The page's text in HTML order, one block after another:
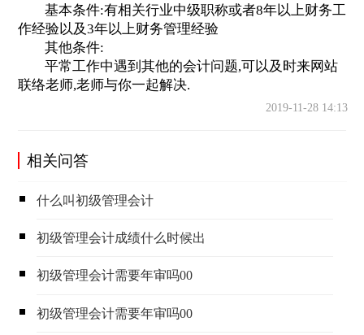
基本条件:有相关行业中级职称或者8年以上财务工
作经验以及3年以上财务管理经验
其他条件:
平常工作中遇到其他的会计问题,可以及时来网站
联络老师,老师与你一起解决.
2019-11-28 14:13
相关问答
什么叫初级管理会计
初级管理会计成绩什么时候出
初级管理会计需要年审吗00
初级管理会计需要年审吗00